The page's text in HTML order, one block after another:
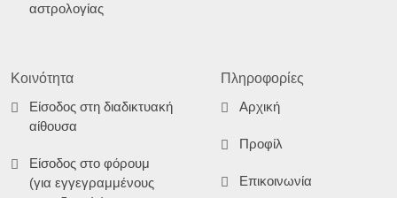
αστρολογίας
Κοινότητα
Είσοδος στη διαδικτυακή
αίθουσα
Είσοδος στο φόρουμ
(για εγγεγραμμένους
Πληροφορίες
Αρχική
Προφίλ
Επικοινωνία